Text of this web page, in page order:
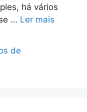
há vários
… Ler mais
de